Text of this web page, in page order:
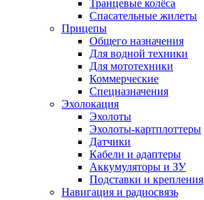
Транцевые колёса
Спасательные жилеты
Прицепы
Общего назначения
Для водной техники
Для мототехники
Коммерческие
Спецназначения
Эхолокация
Эхолоты
Эхолоты-картплоттеры
Датчики
Кабели и адаптеры
Аккумуляторы и ЗУ
Подставки и крепления
Навигация и радиосвязь